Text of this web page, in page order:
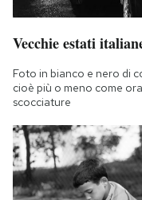
Vecchie estati
Foto in bianco e nero di
cioè più o meno come
scocciature